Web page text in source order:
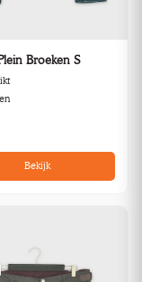
Broeken S
Bekijk